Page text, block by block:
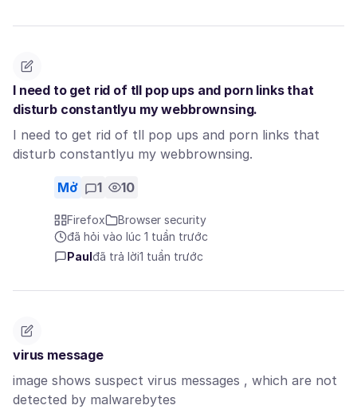
I need to get rid of tll pop ups and porn links that
disturb constantlyu my webbrownsing.
I need to get rid of tll pop ups and porn links that
disturb constantlyu my webbrownsing.
Mở 1 10
Firefox
Browser security
đã hỏi vào lúc 1 tuần trước
Paul đã trả lời1 tuần trước
virus message
image shows suspect virus messages , which are not
detected by malwarebytes